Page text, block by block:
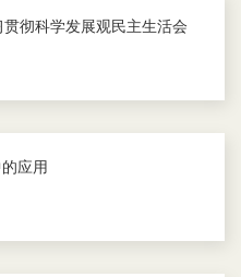
彻科学发展观民主生活会
应用